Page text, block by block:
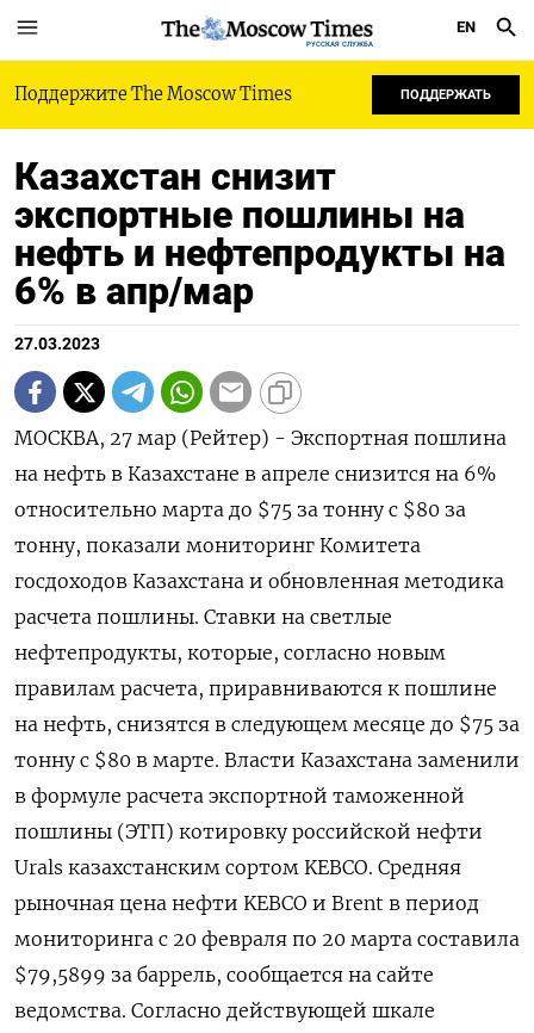
РУССКАЯ СЛУЖБА
EN
Поддержите The Moscow Times ПОДДЕРЖАТЬ
Казахстан снизит
экспортные пошлины на
нефть и нефтепродукты на
6% в апр/мар
27.03.2023
МОСКВА, 27 мар (Рейтер) - Экспортная пошлина
на нефть в Казахстане в апреле снизится на 6%
относительно марта до $75 за тонну с $80 за
тонну, показали мониторинг Комитета
госдоходов Казахстана и обновленная методика
расчета пошлины. Ставки на светлые
нефтепродукты, которые, согласно новым
правилам расчета, приравниваются к пошлине
на нефть, снизятся в следующем месяце до $75 за
тонну с $80 в марте. Власти Казахстана заменили
в формуле расчета экспортной таможенной
пошлины (ЭТП) котировку российской нефти
Urals казахстанским сортом KEBCO. Средняя
рыночная цена нефти KEBCO и Brent в период
мониторинга с 20 февраля по 20 марта составила
$79,5899 за баррель, сообщается на сайте
ведомства. Согласно действующей шкале